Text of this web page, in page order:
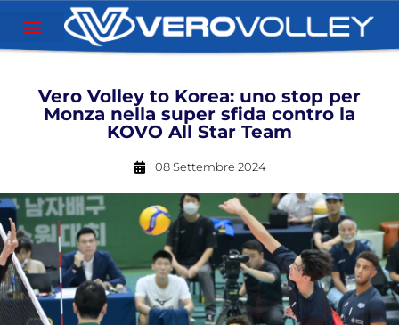
Vero Volley to Korea: uno stop per
Monza nella super sfida contro la
KOVO All Star Team
08 Settembre 2024